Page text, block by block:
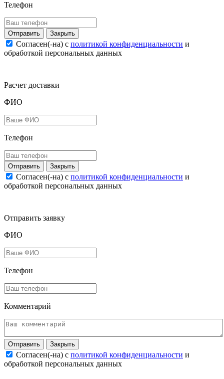
Телефон
Закрыть
Согласен(-на) c политикой конфиденциальности и
обработкой персональных данных
Расчет доставки
ФИО
Телефон
Закрыть
Согласен(-на) c политикой конфиденциальности и
обработкой персональных данных
Отправить заявку
ФИО
Телефон
Комментарий
Закрыть
Согласен(-на) c политикой конфиденциальности и
обработкой персональных данных